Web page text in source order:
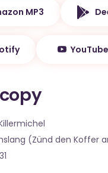
MP3
(Zünd den Koffer